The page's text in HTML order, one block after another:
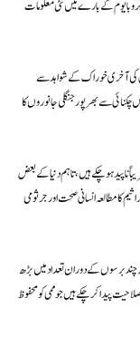
کے بارے میں نئی معلومات
کی آخری خوراک کے شواہد سے
سے بھرپور جنگلی جانوروں کا
ناپید ہو چکے ہیں، تاہم دنیا کے بعض
کا مطالعہ انسانی صحت اور جرثومی
برسوں کے دوران تعداد میں بڑھ
پیدا کر چکے ہیں جو ممی کو محفوظ